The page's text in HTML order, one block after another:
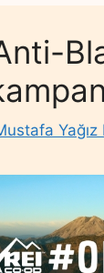
Yağız